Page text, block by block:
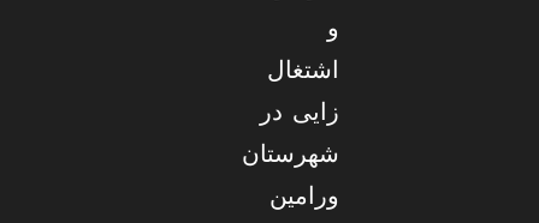
و
اشتغال
زایی در
شهرستان
ورامین